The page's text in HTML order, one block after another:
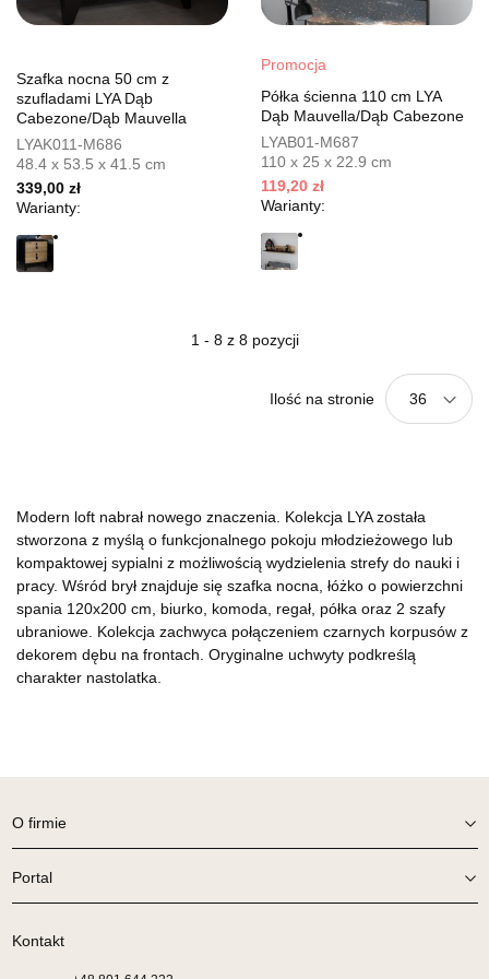
Szafka nocna 50 cm z
szufladami LYA Dąb
Cabezone/Dąb Mauvella
LYAK011-M686
48.4 x 53.5 x 41.5 cm
339,00 zł
Warianty:
Promocja
Półka ścienna 110 cm LYA
Dąb Mauvella/Dąb Cabezone
LYAB01-M687
110 x 25 x 22.9 cm
119,20 zł
Warianty:
1 - 8 z 8 pozycji
Ilość na stronie 36
Modern loft nabrał nowego znaczenia. Kolekcja LYA została
stworzona z myślą o funkcjonalnego pokoju młodzieżowego lub
kompaktowej sypialni z możliwością wydzielenia strefy do nauki i
pracy. Wśród brył znajduje się szafka nocna, łóżko o powierzchni
spania 120x200 cm, biurko, komoda, regał, półka oraz 2 szafy
ubraniowe. Kolekcja zachwyca połączeniem czarnych korpusów z
dekorem dębu na frontach. Oryginalne uchwyty podkreślą
charakter nastolatka.
O firmie
Portal
Kontakt